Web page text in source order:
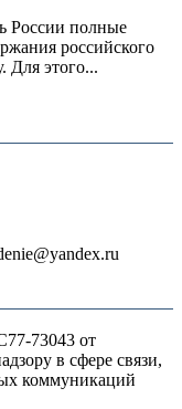
России полные
российского
Для этого...
73043 от
в сфере связи,
коммуникаций